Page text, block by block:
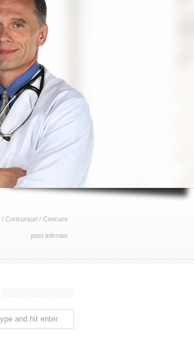
/ Concursuri / Concurs
post infirmier